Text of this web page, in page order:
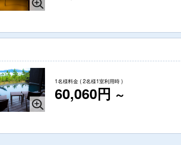
1名様料金 ( 2名様1室利用時 )
60,060円 ～